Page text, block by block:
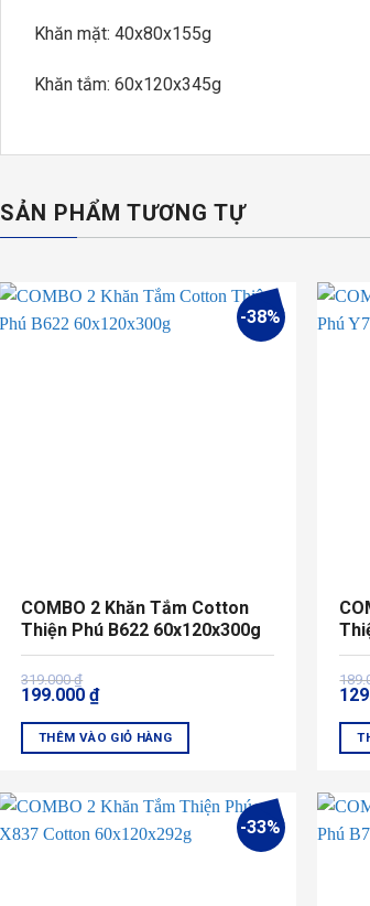
Khăn mặt: 40x80x155g
Khăn tắm: 60x120x345g
SẢN PHẨM TƯƠNG TỰ
-38%
COMBO 2 Khăn Tắm Cotton
Thiện Phú B622 60x120x300g
319.000₫
Giá
gốc
319.000 ₫.
199.000₫
Giá
hiện
199.000 ₫.
THÊM VÀO GIỎ HÀNG
này
có
Giá
gốc
Giá
hiện
này
có
-33%